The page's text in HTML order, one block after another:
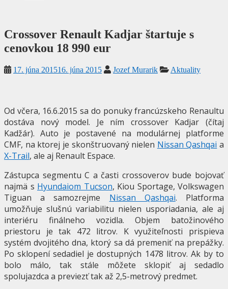
Crossover Renault Kadjar štartuje s
cenovkou 18 990 eur
17. júna 201516. júna 2015 Jozef Murarik Aktuality
Od včera, 16.6.2015 sa do ponuky francúzskeho Renaultu
dostáva nový model. Je ním crossover Kadjar (čítaj
Kadžár). Auto je postavené na modulárnej platforme
CMF, na ktorej je skonštruovaný nielen Nissan Qashqai a
X-Trail, ale aj Renault Espace.
Zástupca segmentu C a časti crossoverov bude bojovať
najmä s Hyundaiom Tucson, Kiou Sportage, Volkswagen
Tiguan a samozrejme Nissan Qashqai. Platforma
umožňuje slušnú variabilitu nielen usporiadania, ale aj
interiéru finálneho vozidla. Objem batožinového
priestoru je tak 472 litrov. K využiteľnosti prispieva
systém dvojitého dna, ktorý sa dá premeniť na prepážky.
Po sklopení sedadiel je dostupných 1478 litrov. Ak by to
bolo málo, tak stále môžete sklopiť aj sedadlo
spolujazdca a previezť tak až 2,5-metrový predmet.